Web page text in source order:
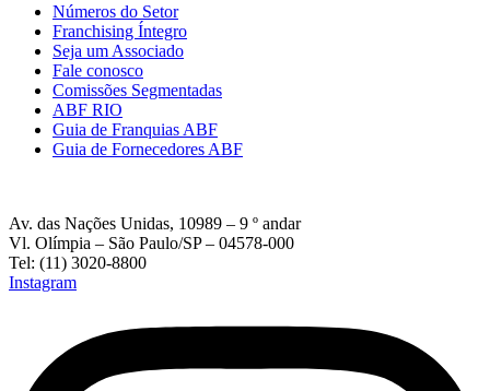
Números do Setor
Franchising Íntegro
Seja um Associado
Fale conosco
Comissões Segmentadas
ABF RIO
Guia de Franquias ABF
Guia de Fornecedores ABF
Av. das Nações Unidas, 10989 – 9 º andar
Vl. Olímpia – São Paulo/SP – 04578-000
Tel: (11) 3020-8800
Instagram